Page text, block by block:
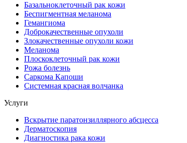
Базальноклеточный рак кожи
Беспигментная меланома
Гемангиома
Доброкачественные опухоли
Злокачественные опухоли кожи
Меланома
Плоскоклеточный рак кожи
Рожа болезнь
Саркома Капоши
Системная красная волчанка
Услуги
Вскрытие паратонзиллярного абсцесса
Дерматоскопия
Диагностика рака кожи